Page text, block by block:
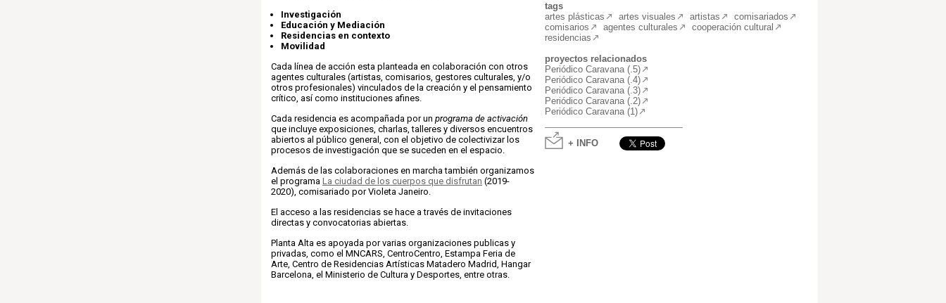
Investigación
Educación y Mediación
Residencias en contexto
Movilidad
Cada línea de acción esta planteada en colaboración con otros
agentes culturales (artistas, comisarios, gestores culturales, y/o
otros profesionales) vinculados de la creación y el pensamiento
crítico, así como instituciones afines.
Cada residencia es acompañada por un programa de activación
que incluye exposiciones, charlas, talleres y diversos encuentros
abiertos al público general, con el objetivo de colectivizar los
procesos de investigación que se suceden en el espacio.
Además de las colaboraciones en marcha también organizamos
el programa La ciudad de los cuerpos que disfrutan (2019-
2020), comisariado por Violeta Janeiro.
El acceso a las residencias se hace a través de invitaciones
directas y convocatorias abiertas.
Planta Alta es apoyada por varias organizaciones publicas y
privadas, como el MNCARS, CentroCentro, Estampa Feria de
Arte, Centro de Residencias Artísticas Matadero Madrid, Hangar
Barcelona, el Ministerio de Cultura y Desportes, entre otras.
tags
artes plásticas
artes visuales artistas
comisariados
comisarios
agentes culturales
cooperación cultural
residencias
proyectos relacionados
Periódico Caravana (.5)
Periódico Caravana (.4)
Periódico Caravana (.3)
Periódico Caravana (.2)
Periódico Caravana (1)
+ INFO